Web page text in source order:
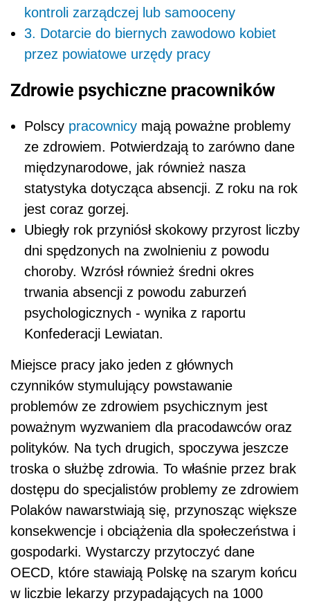
kontroli zarządczej lub samooceny
3. Dotarcie do biernych zawodowo kobiet
przez powiatowe urzędy pracy
Zdrowie psychiczne pracowników
Polscy pracownicy mają poważne problemy
ze zdrowiem. Potwierdzają to zarówno dane
międzynarodowe, jak również nasza
statystyka dotycząca absencji. Z roku na rok
jest coraz gorzej.
Ubiegły rok przyniósł skokowy przyrost liczby
dni spędzonych na zwolnieniu z powodu
choroby. Wzrósł również średni okres
trwania absencji z powodu zaburzeń
psychologicznych - wynika z raportu
Konfederacji Lewiatan.
Miejsce pracy jako jeden z głównych
czynników stymulujący powstawanie
problemów ze zdrowiem psychicznym jest
poważnym wyzwaniem dla pracodawców oraz
polityków. Na tych drugich, spoczywa jeszcze
troska o służbę zdrowia. To właśnie przez brak
dostępu do specjalistów problemy ze zdrowiem
Polaków nawarstwiają się, przynosząc większe
konsekwencje i obciążenia dla społeczeństwa i
gospodarki. Wystarczy przytoczyć dane
OECD, które stawiają Polskę na szarym końcu
w liczbie lekarzy przypadających na 1000